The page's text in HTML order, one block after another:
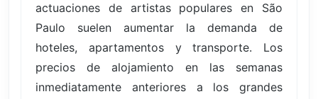
actuaciones de artistas populares en São
Paulo suelen aumentar la demanda de
hoteles, apartamentos y transporte. Los
precios de alojamiento en las semanas
inmediatamente anteriores a los grandes